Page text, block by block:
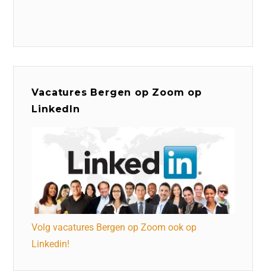
Vacatures Bergen op Zoom op
LinkedIn
Volg vacatures Bergen op Zoom ook op
Linkedin!